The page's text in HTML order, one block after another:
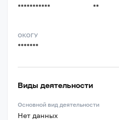
*********** **
ОКОГУ
*******
Виды деятельности
Основной вид деятельности
Нет данных